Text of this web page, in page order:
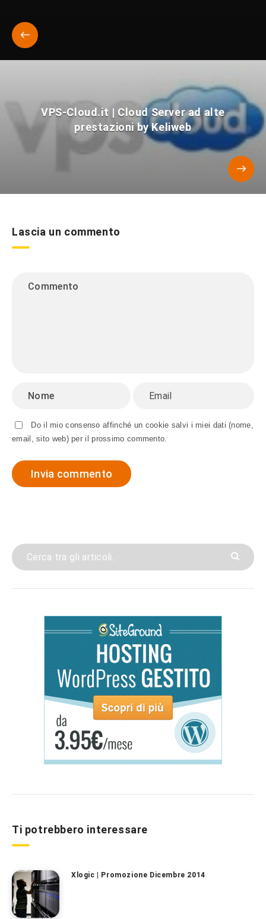
VPS-Cloud.it | Cloud Server ad alte
prestazioni by Keliweb
Lascia un commento
Do il mio consenso affinché un cookie salvi i miei dati (nome,
email, sito web) per il prossimo commento.
Ti potrebbero interessare
Xlogic | Promozione Dicembre 2014